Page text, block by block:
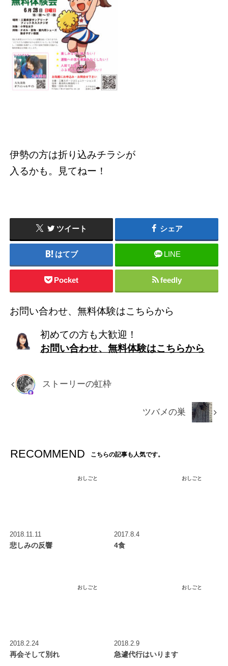
伊勢の方は折り込みチラシが
入るかも。見てねー！
ツイート シェア
はてブ LINE
Pocket feedly
お問い合わせ、無料体験はこちらから
初めての方も大歓迎！
お問い合わせ、無料体験はこちらから
ストーリーの虹枠
ツバメの巣
RECOMMEND こちらの記事も人気です。
おしごと
2018.11.11
悲しみの反響
おしごと
2017.8.4
4食
おしごと
2018.2.24
再会そして別れ
おしごと
2018.2.9
急遽代行はいります